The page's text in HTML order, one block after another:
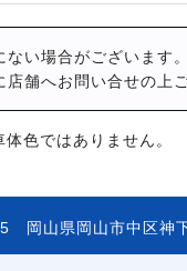
い場合がございます。
舗へお問い合せの上
色ではありません。
岡山県岡山市中区神